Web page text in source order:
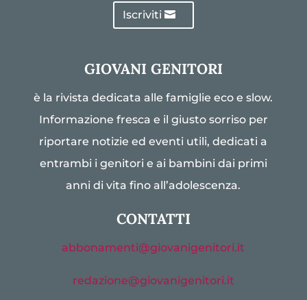
Iscriviti
GIOVANI GENITORI
è la rivista dedicata alle famiglie eco e slow.
Informazione fresca e il giusto sorriso per
riportare notizie ed eventi utili, dedicati a
entrambi i genitori e ai bambini dai primi
anni di vita fino all’adolescenza.
CONTATTI
abbonamenti@giovanigenitori.it
redazione@giovanigenitori.it